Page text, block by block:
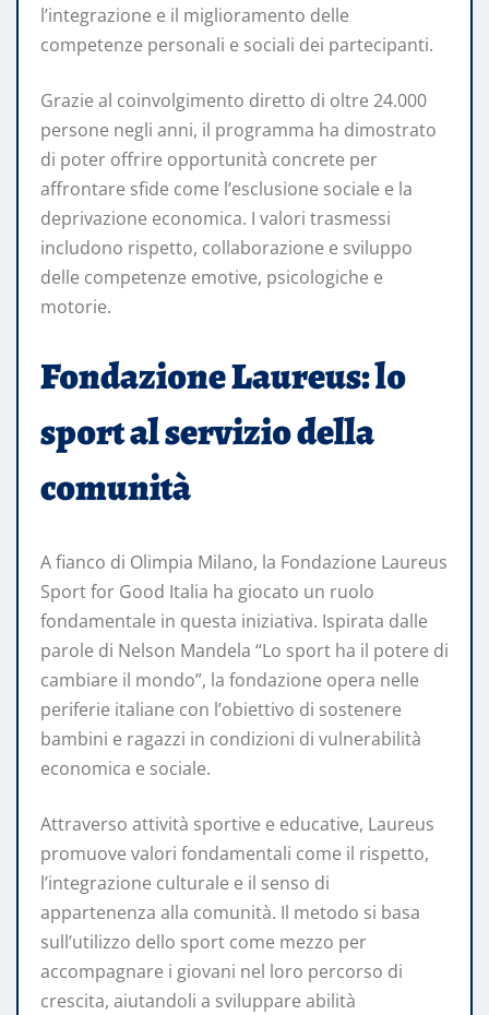
l’integrazione e il miglioramento delle
competenze personali e sociali dei partecipanti.
Grazie al coinvolgimento diretto di oltre 24.000
persone negli anni, il programma ha dimostrato
di poter offrire opportunità concrete per
affrontare sfide come l’esclusione sociale e la
deprivazione economica. I valori trasmessi
includono rispetto, collaborazione e sviluppo
delle competenze emotive, psicologiche e
motorie.
Fondazione Laureus: lo
sport al servizio della
comunità
A fianco di Olimpia Milano, la Fondazione Laureus
Sport for Good Italia ha giocato un ruolo
fondamentale in questa iniziativa. Ispirata dalle
parole di Nelson Mandela “Lo sport ha il potere di
cambiare il mondo”, la fondazione opera nelle
periferie italiane con l’obiettivo di sostenere
bambini e ragazzi in condizioni di vulnerabilità
economica e sociale.
Attraverso attività sportive e educative, Laureus
promuove valori fondamentali come il rispetto,
l’integrazione culturale e il senso di
appartenenza alla comunità. Il metodo si basa
sull’utilizzo dello sport come mezzo per
accompagnare i giovani nel loro percorso di
crescita, aiutandoli a sviluppare abilità